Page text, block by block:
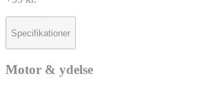
Specifikationer
Motor & ydelse